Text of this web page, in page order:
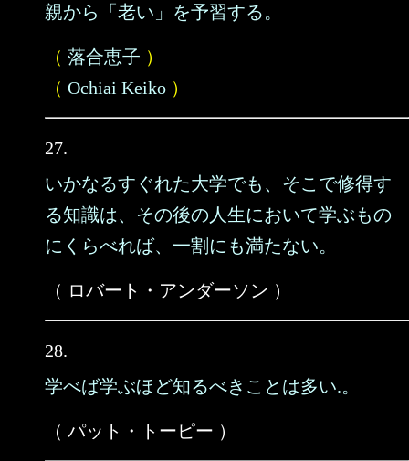
親から「老い」を予習する。
（ 落合恵子 ）
（ Ochiai Keiko ）
27.
いかなるすぐれた大学でも、そこで修得す
る知識は、その後の人生において学ぶもの
にくらべれば、一割にも満たない。
（ ロバート・アンダーソン ）
28.
学べば学ぶほど知るべきことは多い.。
（ パット・トーピー ）